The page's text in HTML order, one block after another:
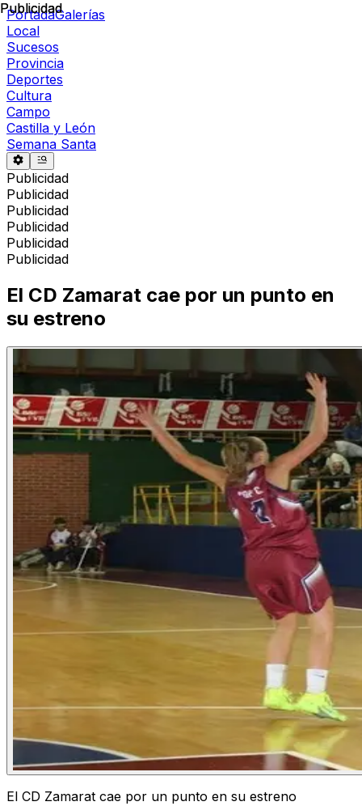
PortadaGalerías
Local
Sucesos
Provincia
Deportes
Cultura
Campo
Castilla y León
Semana Santa
Publicidad
Publicidad
Publicidad
Publicidad
Publicidad
Publicidad
Publicidad
El CD Zamarat cae por un punto en
su estreno
El CD Zamarat cae por un punto en su estreno
Publicidad